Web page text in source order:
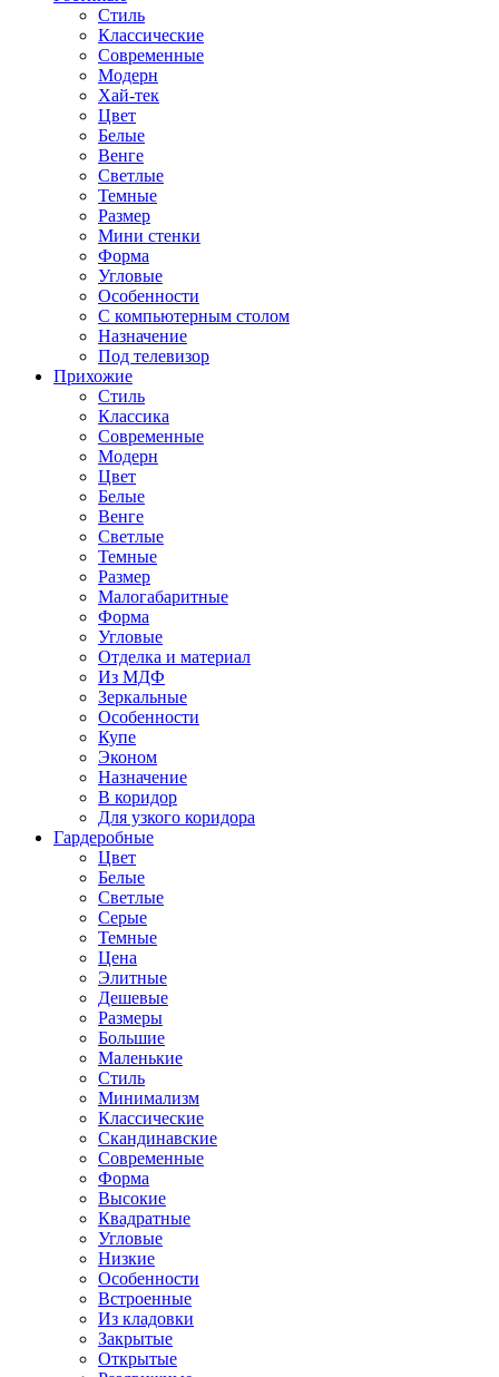
Стиль
Классические
Современные
Модерн
Хай-тек
Цвет
Белые
Венге
Светлые
Темные
Размер
Мини стенки
Форма
Угловые
Особенности
С компьютерным столом
Назначение
Под телевизор
Прихожие
Стиль
Классика
Современные
Модерн
Цвет
Белые
Венге
Светлые
Темные
Размер
Малогабаритные
Форма
Угловые
Отделка и материал
Из МДФ
Зеркальные
Особенности
Купе
Эконом
Назначение
В коридор
Для узкого коридора
Гардеробные
Цвет
Белые
Светлые
Серые
Темные
Цена
Элитные
Дешевые
Размеры
Большие
Маленькие
Стиль
Минимализм
Классические
Скандинавские
Современные
Форма
Высокие
Квадратные
Угловые
Низкие
Особенности
Встроенные
Из кладовки
Закрытые
Открытые